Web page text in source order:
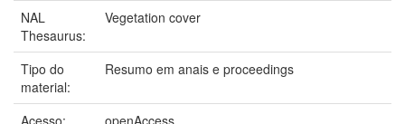
NAL
Thesaurus:
Vegetation cover
Tipo do
material:
Resumo em anais e proceedings
Acesso:
openAccess